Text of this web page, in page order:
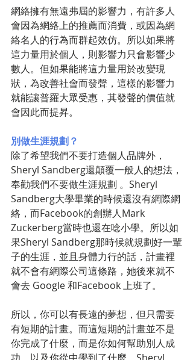
網絡擁有無遠弗屆的影響力，有許多人
會因為網絡上的推薦而消費，或因為網
絡名人的行為而群起效仿。所以如果將
這力量用於個人，則影響力只會影響少
數人。但如果能將這力量用於改變現
狀，為改善社會而發聲，這樣的影響力
就能讓普羅大眾受惠，其發聲的價值就
會因此而提昇。
別做生涯規劃？
除了希望我們不要打造個人品牌外，
Sheryl Sandberg還顛覆一般人的想法，
奉勸我們不要做生涯規劃 。Sheryl
Sandberg大學畢業的時候還沒有網際網
絡，而Facebook的創辦人Mark
Zuckerberg當時也還在唸小學。所以如
果Sheryl Sandberg那時候就規劃好一輩
子的生涯，並且身體力行的話，計畫裡
就不會有網際公司這條路，她後來就不
會去 Google 和Facebook 上班了。
所以，你可以有長遠的夢想，但只需要
有短期的計畫。而這短期的計畫並不是
你完成了什麼，而是你如何幫助別人成